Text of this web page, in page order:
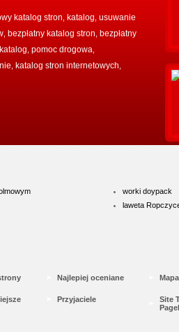
katalog stron katalog usuwanie
bezpłatny katalog stron bezpłatny
pomoc drogowa
katalog stron internetowych
worki doypack
laweta
Najlepiej oceniane
Przyjaciele
Site